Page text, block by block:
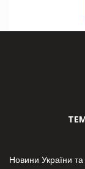
Новини України